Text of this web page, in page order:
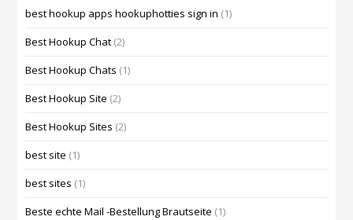
best hookup apps hookuphotties sign in (1)
Best Hookup Chat (2)
Best Hookup Chats (1)
Best Hookup Site (2)
Best Hookup Sites (2)
best site (1)
best sites (1)
Beste echte Mail -Bestellung Brautseite (1)